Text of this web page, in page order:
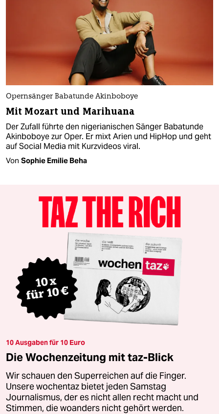
Opernsänger Babatunde Akinboboye
Mit Mozart und Marihuana
Der Zufall führte den nigerianischen Sänger Babatunde
Akinboboye zur Oper. Er mixt Arien und HipHop und geht
auf Social Media mit Kurzvideos viral.
Von Sophie Emilie Beha
10 Ausgaben für 10 Euro
Die Wochenzeitung mit taz-Blick
Wir schauen den Superreichen auf die Finger.
Unsere wochentaz bietet jeden Samstag
Journalismus, der es nicht allen recht macht und
Stimmen, die woanders nicht gehört werden.